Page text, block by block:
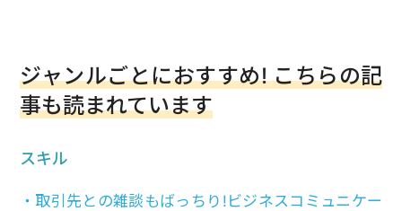
ジャンルごとにおすすめ! こちらの記
事も読まれています
スキル
・取引先との雑談もばっちり!ビジネスコミュニケー